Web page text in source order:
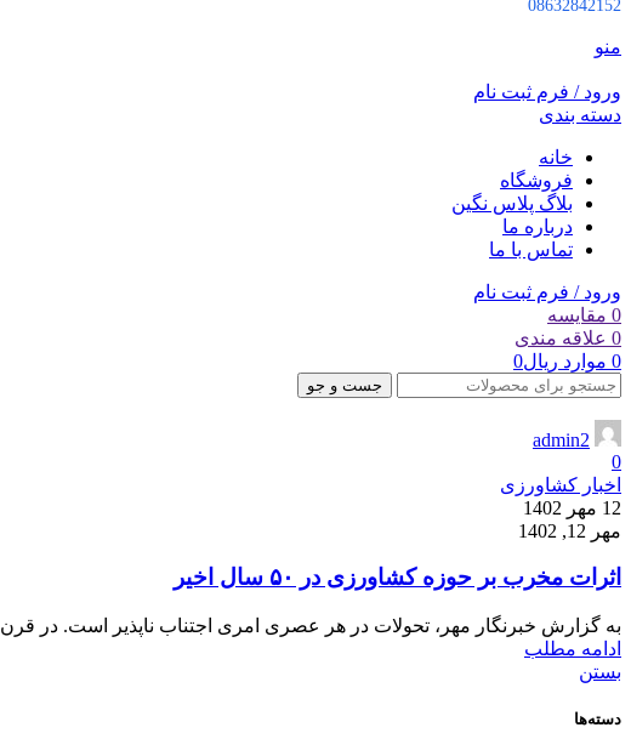
08632842152
منو
ورود / فرم ثبت نام
دسته بندی
خانه
فروشگاه
بلاگ پلاس نگین
درباره ما
تماس با ما
ورود / فرم ثبت نام
0 مقایسه
0 علاقه مندی
0 موارد ریال0
جست و جو
admin2
0
اخبار کشاورزی
12 مهر 1402
مهر 12, 1402
اثرات مخرب بر حوزه کشاورزی در ۵۰ سال اخیر
به گزارش خبرنگار مهر، تحولات در هر عصری امری اجتناب ناپذیر است. در قرن ۲۱ شیوه‌های اجرا در حوزه‌های مختلف از ج...
ادامه مطلب
بستن
دسته‌ها